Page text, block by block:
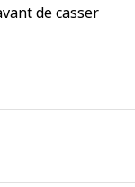
de casser